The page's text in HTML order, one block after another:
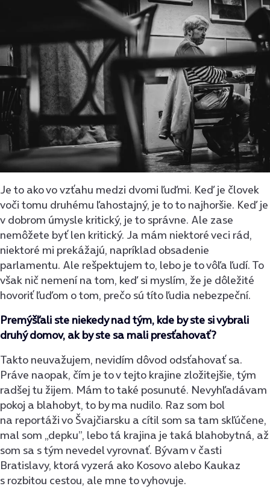
Je to ako vo vzťahu medzi dvomi ľuďmi. Keď je človek
voči tomu druhému ľahostajný, je to to najhoršie. Keď je
v dobrom úmysle kritický, je to správne. Ale zase
nemôžete byť len kritický. Ja mám niektoré veci rád,
niektoré mi prekážajú, napríklad obsadenie
parlamentu. Ale rešpektujem to, lebo je to vôľa ľudí. To
však nič nemení na tom, keď si myslím, že je dôležité
hovoriť ľuďom o tom, prečo sú títo ľudia nebezpeční.
Premýšľali ste niekedy nad tým, kde by ste si vybrali
druhý domov, ak by ste sa mali presťahovať?
Takto neuvažujem, nevidím dôvod odsťahovať sa.
Práve naopak, čím je to v tejto krajine zložitejšie, tým
radšej tu žijem. Mám to také posunuté. Nevyhľadávam
pokoj a blahobyt, to by ma nudilo. Raz som bol
na reportáži vo Švajčiarsku a cítil som sa tam skľúčene,
mal som „depku”, lebo tá krajina je taká blahobytná, až
som sa s tým nevedel vyrovnať. Bývam v časti
Bratislavy, ktorá vyzerá ako Kosovo alebo Kaukaz
s rozbitou cestou, ale mne to vyhovuje.